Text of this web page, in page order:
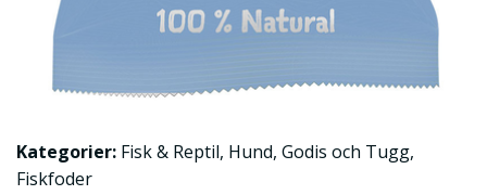
Kategorier: Fisk & Reptil, Hund, Godis och Tugg,
Fiskfoder